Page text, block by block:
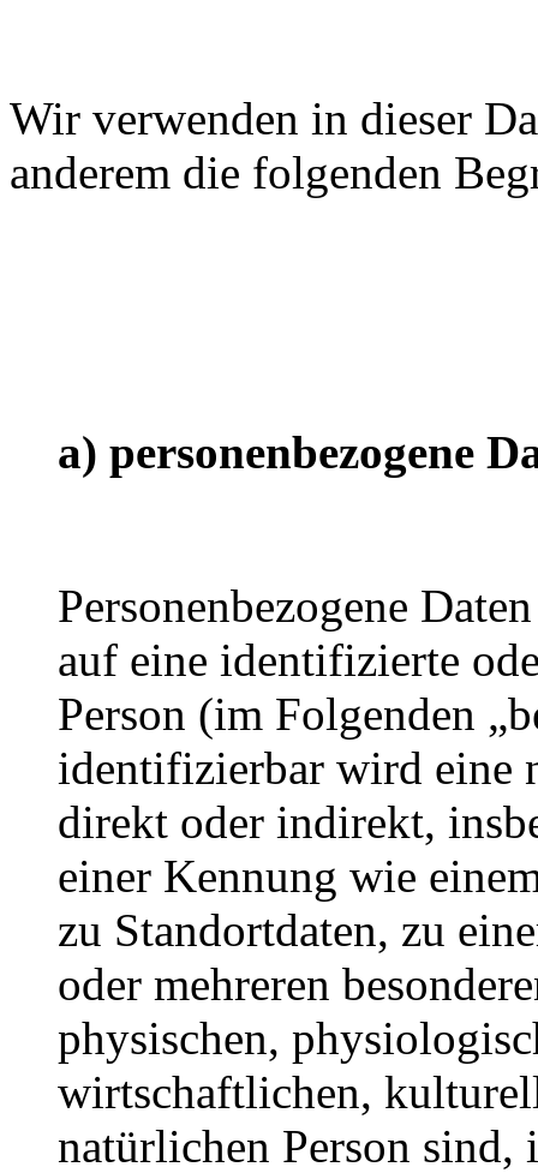
Wir verwenden in dieser
anderem die folgenden
a) personenbezogene
Personenbezogene
auf eine identifizierte
Person (im Folgenden
identifizierbar wird eine
direkt oder indirekt,
einer Kennung wie
zu Standortdaten, zu
oder mehreren
physischen,
wirtschaftlichen,
natürlichen Person